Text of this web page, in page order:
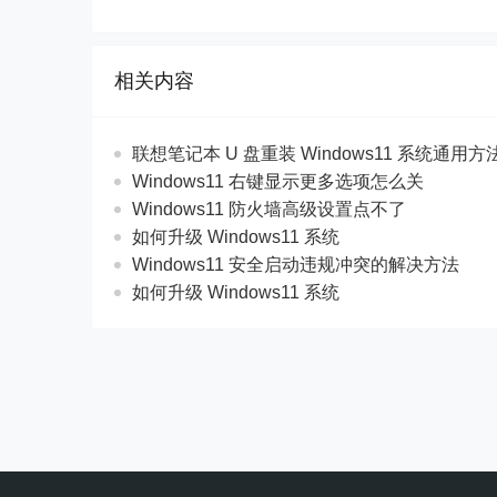
相关内容
联想笔记本 U 盘重装 Windows11 系统通用方
Windows11 右键显示更多选项怎么关
Windows11 防火墙高级设置点不了
如何升级 Windows11 系统
Windows11 安全启动违规冲突的解决方法
如何升级 Windows11 系统